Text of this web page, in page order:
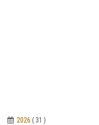
2026 ( 31 )